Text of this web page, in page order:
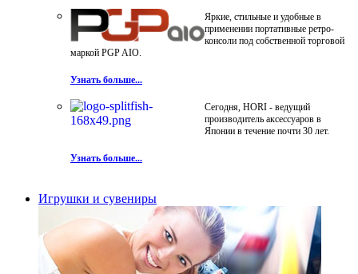
Яркие, стильные и удобные в
применении портативные ретро-
консоли под собственной торговой
маркой PGP AIO.
Узнать больше...
Сегодня, HORI - ведущий
производитель аксессуаров в
Японии в течение почти 30 лет.
Узнать больше...
Игрушки и сувениры